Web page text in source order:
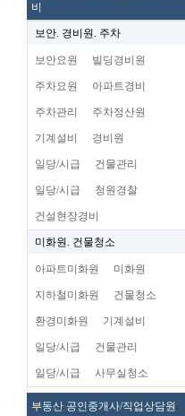
비
보안. 경비원. 주차
보안요원 빌딩경비원
주차요원 아파트경비
주차관리 주차정산원
기계설비 경비원
일당/시급 건물관리
일당/시급 청원경찰
건설현장경비
미화원. 건물청소
아파트미화원 미화원
지하철미화원 건물청소
환경미화원 기계설비
일당/시급 건물관리
일당/시급 사무실청소
부동산 공인중개사/직업상담원